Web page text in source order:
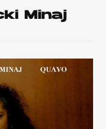
Minaj